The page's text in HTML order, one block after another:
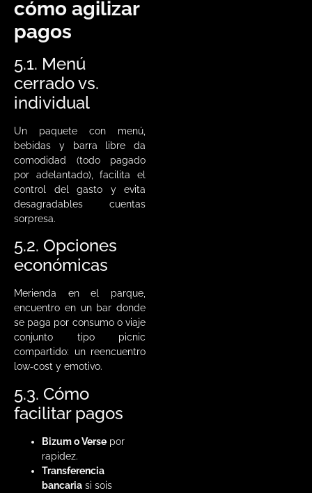
cómo agilizar
pagos
5.1. Menú
cerrado vs.
individual
Un paquete con menú,
bebidas y barra libre da
comodidad (todo pagado
por adelantado), facilita el
control del gasto y evita
desagradables cuentas
sorpresa.
5.2. Opciones
económicas
Merienda en el parque,
encuentro en un bar donde
se paga por consumo o viaje
conjunto tipo picnic
compartido: un reencuentro
low‑cost y emotivo.
5.3. Cómo
facilitar pagos
Bizum o Verse por
rapidez.
Transferencia
bancaria si sois